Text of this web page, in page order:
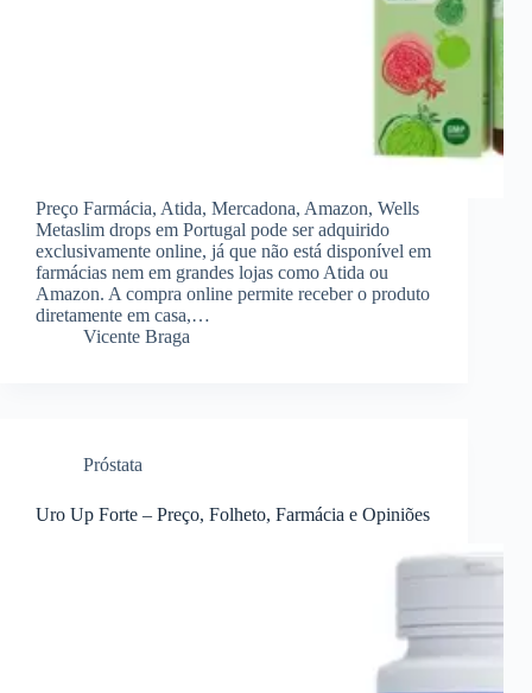
Preço Farmácia, Atida, Mercadona, Amazon, Wells
Metaslim drops em Portugal pode ser adquirido
exclusivamente online, já que não está disponível em
farmácias nem em grandes lojas como Atida ou
Amazon. A compra online permite receber o produto
diretamente em casa,…
Vicente Braga
Próstata
Uro Up Forte – Preço, Folheto, Farmácia e Opiniões